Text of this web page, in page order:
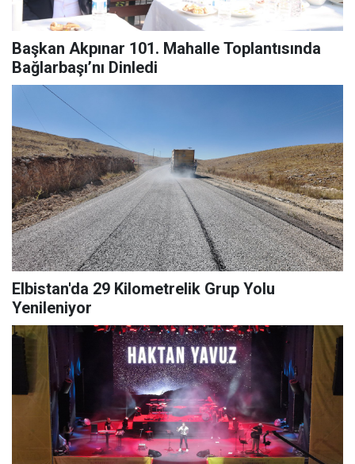
Başkan Akpınar 101. Mahalle Toplantısında
Bağlarbaşı’nı Dinledi
Elbistan'da 29 Kilometrelik Grup Yolu
Yenileniyor